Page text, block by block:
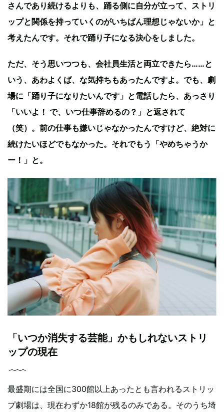
さんであり続けるよりも、踊る側に自分が立って、ストリ
ップと関係を持っていくのがいちばん理想じゃないか」と
考えたんです。それで踊り子になる決心をしました。
ただ、そう思いつつも、会社員生活と両立できたら……と
いう、あわよくば、な気持ちもあったんですよ。でも、劇
場に「踊り子になりたいんです」と電話したら、あっさり
「いいよ！ で、いつ仕事辞めるの？」と返されて
（笑）。前の仕事も嫌いじゃなかったんですけど、絶対に
続けたいほどでもなかった。それでもう「やめちゃうか
ー！」と。
「いつか消失する芸能」かもしれないストリ
ップの現在
最盛期には全国に300館以上あったとも言われるストリッ
プ劇場は、現在わずか18館が残るのみである。そのうち埼